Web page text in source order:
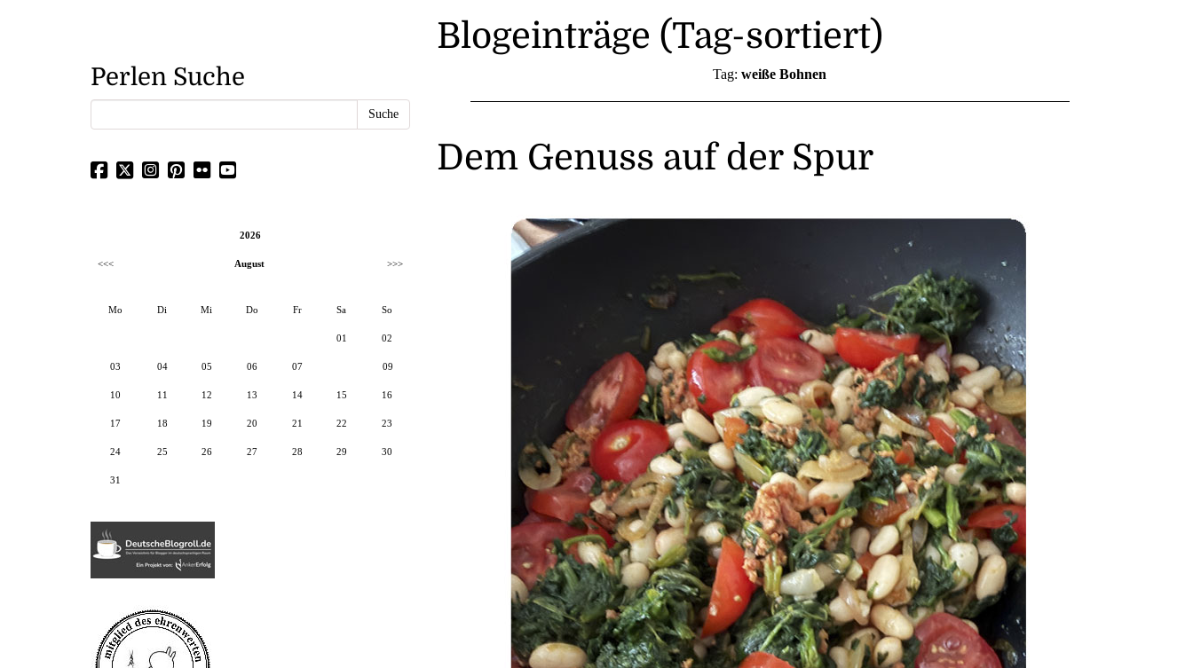
Blogeinträge (Tag-sortiert)
Tag: weiße Bohnen
Dem Genuss auf der Spur
Perlen Suche
2026
<<< August >>>
Mo Di Mi Do Fr Sa So
01 02
03 04 05 06 07 09
10 11 12 13 14 15 16
17 18 19 20 21 22 23
24 25 26 27 28 29 30
31